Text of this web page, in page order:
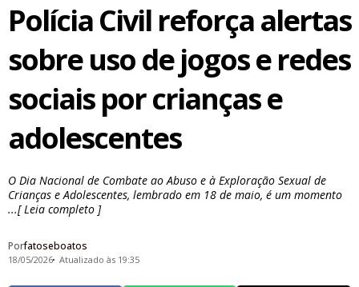
Polícia Civil reforça alertas
sobre uso de jogos e redes
sociais por crianças e
adolescentes
O Dia Nacional de Combate ao Abuso e à Exploração Sexual de
Crianças e Adolescentes, lembrado em 18 de maio, é um momento
...[ Leia completo ]
Porfatoseboatos
18/05/2026 Atualizado às 19:35